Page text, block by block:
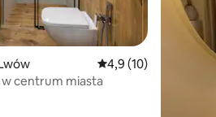
Średnia ocena: 4,9
4,9 (10)
centrum miasta